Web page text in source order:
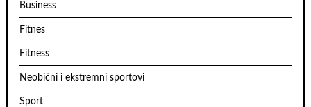
Business
Fitnes
Fitness
Neobični i ekstremni sportovi
Sport